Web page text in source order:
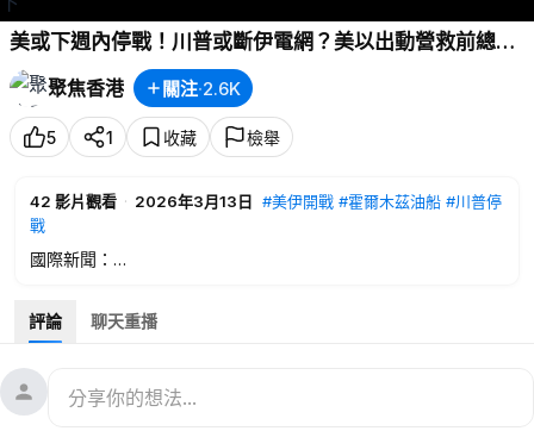
美或下週內停戰！川普或斷伊電網？美以出動營救前總
統；伊裝甲基地被夷平 伊軍悄悄鎮壓 上萬抗議者喪命；
以軍一夜斬三伊朗將領 阿瓦士指揮部被炸【今日看點】
聚焦香港 關注·2.6K
5 1 收藏 檢舉
42 影片觀看 · 2026年3月13日 #美伊開戰 #霍爾木茲油船 #川普停
戰
國際新聞：
08:30
伊裝甲基地被夷平 伊軍悄悄鎮壓 上萬抗議者喪命
12:58
兩岸新聞：
17:42
評論 聊天重播